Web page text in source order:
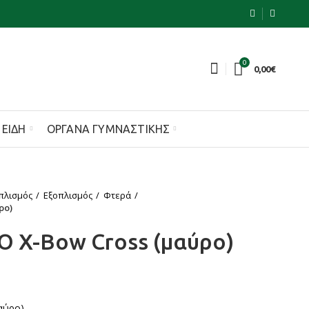
0
0,00€
ΌΡΓΑΝΑ ΓΥΜΝΑΣΤΙΚΉΣ
Εξοπλισμός
Φτερά
X-Bow Cross (μαύρο)